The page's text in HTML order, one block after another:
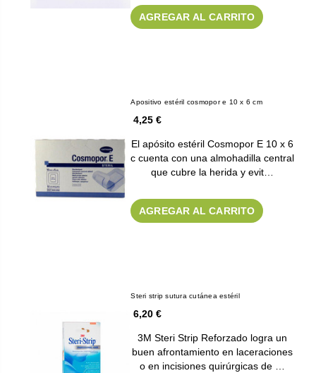
AGREGAR AL CARRITO
Apositivo estéril cosmopor e 10 x 6 cm
4,25 €
El apósito estéril Cosmopor E 10 x 6
c cuenta con una almohadilla central
que cubre la herida y evit…
AGREGAR AL CARRITO
Steri strip sutura cutánea estéril
6,20 €
3M Steri Strip Reforzado logra un
buen afrontamiento en laceraciones
o en incisiones quirúrgicas de …